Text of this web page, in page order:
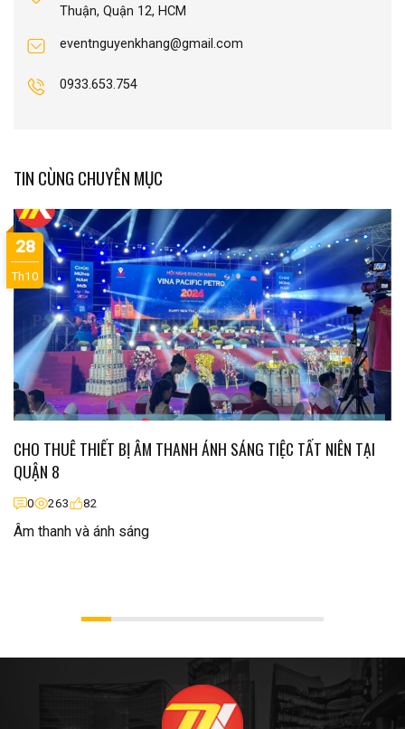
Thuận, Quận 12, HCM
eventnguyenkhang@gmail.com
0933.653.754
TIN CÙNG CHUYÊN MỤC
CHO THUÊ THIẾT BỊ ÂM THANH ÁNH SÁNG TIỆC TẤT NIÊN TẠI
QUẬN 8
0 263 82
Âm thanh và ánh sáng
28
Th10